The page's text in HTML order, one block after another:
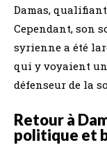
Damas,
Cependant, son
syrienne a été
qui y voyaient
défenseur de la
Retour à
politique et